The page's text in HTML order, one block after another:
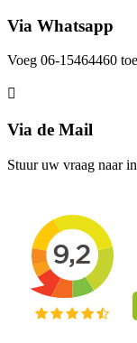
Via Whatsapp
Voeg 06-15464460
Via de Mail
Stuur uw vraag naar